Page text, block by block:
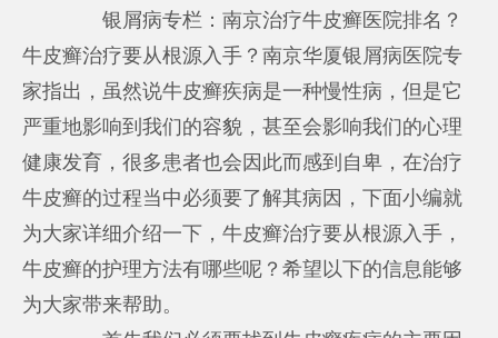
银屑病专栏：南京治疗牛皮癣医院排名？
牛皮癣治疗要从根源入手？南京华厦银屑病医院专
家指出，虽然说牛皮癣疾病是一种慢性病，但是它
严重地影响到我们的容貌，甚至会影响我们的心理
健康发育，很多患者也会因此而感到自卑，在治疗
牛皮癣的过程当中必须要了解其病因，下面小编就
为大家详细介绍一下，牛皮癣治疗要从根源入手，
牛皮癣的护理方法有哪些呢？希望以下的信息能够
为大家带来帮助。